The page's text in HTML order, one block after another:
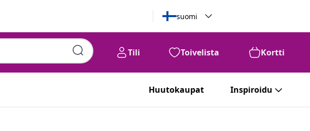
suomi
Tili Toivelista Kortti
Huutokaupat Inspiroidu